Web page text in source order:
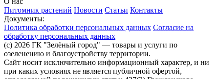
Питомник растений Новости Статьи Контакты
Документы:
Политика обработки персональных данных Согласие на
обработку персональных данных
(c) 2026 ГК "Зелёный город" — товары и услуги по
озеленению и благоустройству территории.
Сайт носит исключительно информационный характер, и ни
при каких условиях не является публичной офертой,